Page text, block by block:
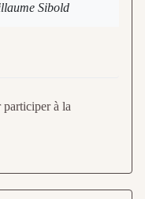
Sibold
participer à la